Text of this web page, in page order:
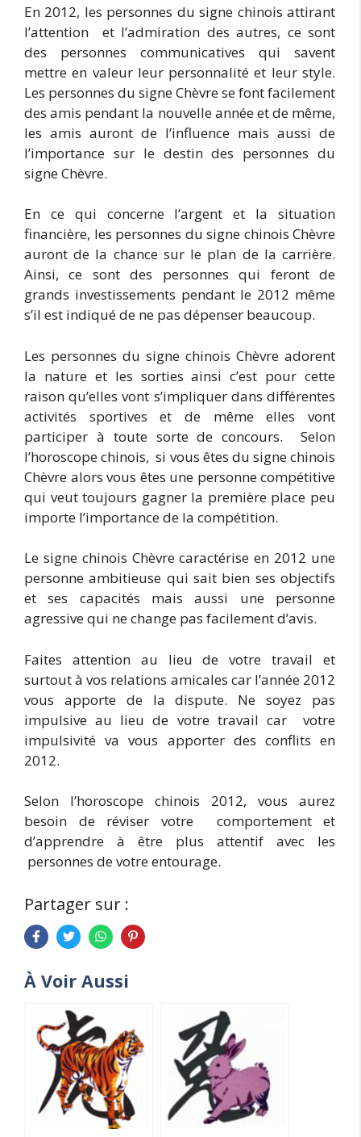
En 2012, les personnes du signe chinois attirant
l’attention et l’admiration des autres, ce sont
des personnes communicatives qui savent
mettre en valeur leur personnalité et leur style.
Les personnes du signe Chèvre se font facilement
des amis pendant la nouvelle année et de même,
les amis auront de l’influence mais aussi de
l’importance sur le destin des personnes du
signe Chèvre.
En ce qui concerne l’argent et la situation
financière, les personnes du signe chinois Chèvre
auront de la chance sur le plan de la carrière.
Ainsi, ce sont des personnes qui feront de
grands investissements pendant le 2012 même
s’il est indiqué de ne pas dépenser beaucoup.
Les personnes du signe chinois Chèvre adorent
la nature et les sorties ainsi c’est pour cette
raison qu’elles vont s’impliquer dans différentes
activités sportives et de même elles vont
participer à toute sorte de concours. Selon
l’horoscope chinois, si vous êtes du signe chinois
Chèvre alors vous êtes une personne compétitive
qui veut toujours gagner la première place peu
importe l’importance de la compétition.
Le signe chinois Chèvre caractérise en 2012 une
personne ambitieuse qui sait bien ses objectifs
et ses capacités mais aussi une personne
agressive qui ne change pas facilement d’avis.
Faites attention au lieu de votre travail et
surtout à vos relations amicales car l’année 2012
vous apporte de la dispute. Ne soyez pas
impulsive au lieu de votre travail car votre
impulsivité va vous apporter des conflits en
2012.
Selon l’horoscope chinois 2012, vous aurez
besoin de réviser votre comportement et
d’apprendre à être plus attentif avec les
personnes de votre entourage.
Partager sur :
À Voir Aussi